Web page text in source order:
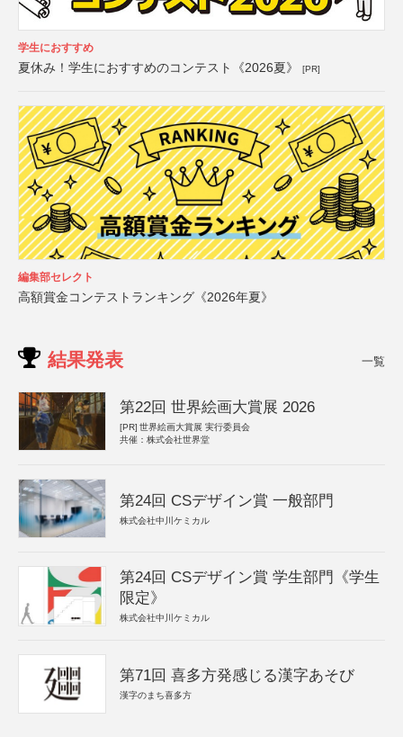
学生におすすめ
夏休み！学生におすすめのコンテスト《2026夏》 [PR]
編集部セレクト
高額賞金コンテストランキング《2026年夏》
結果発表 一覧
第22回 世界絵画大賞展 2026
[PR] 世界絵画大賞展 実行委員会
共催：株式会社世界堂
第24回 CSデザイン賞 一般部門
株式会社中川ケミカル
第24回 CSデザイン賞 学生部門《学生
限定》
株式会社中川ケミカル
第71回 喜多方発感じる漢字あそび
漢字のまち喜多方